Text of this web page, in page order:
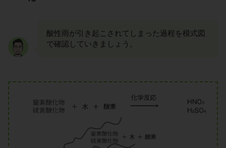
酸性雨が引き起こされてしまった過程を模式図
で確認していきましょう。